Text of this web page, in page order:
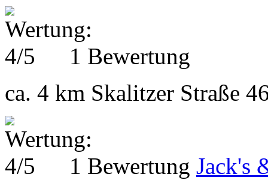
1 Bewertung
ca. 4 km Skalitzer Straße
1 Bewertung Jack's